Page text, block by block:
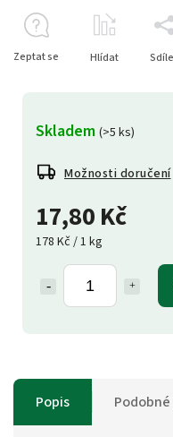
17,80 Kč
178 Kč / 1 kg
Skladem (>5 ks)
Možnosti doručení
Zeptat se Hlídat
Popis Podobné